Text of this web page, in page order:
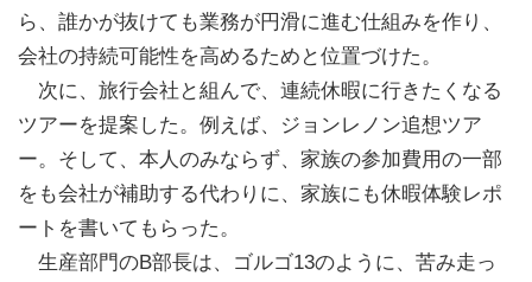
ら、誰かが抜けても業務が円滑に進む仕組みを作り、
会社の持続可能性を高めるためと位置づけた。
次に、旅行会社と組んで、連続休暇に行きたくなる
ツアーを提案した。例えば、ジョンレノン追想ツア
ー。そして、本人のみならず、家族の参加費用の一部
をも会社が補助する代わりに、家族にも休暇体験レポ
ートを書いてもらった。
生産部門のB部長は、ゴルゴ13のように、苦み走っ